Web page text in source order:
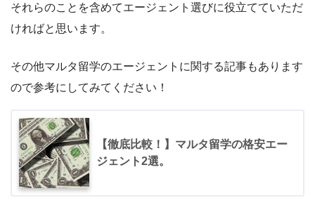
それらのことを含めてエージェント選びに役立てていただ
ければと思います。
その他マルタ留学のエージェントに関する記事もあります
ので参考にしてみてください！
【徹底比較！】マルタ留学の格安エー
ジェント2選。